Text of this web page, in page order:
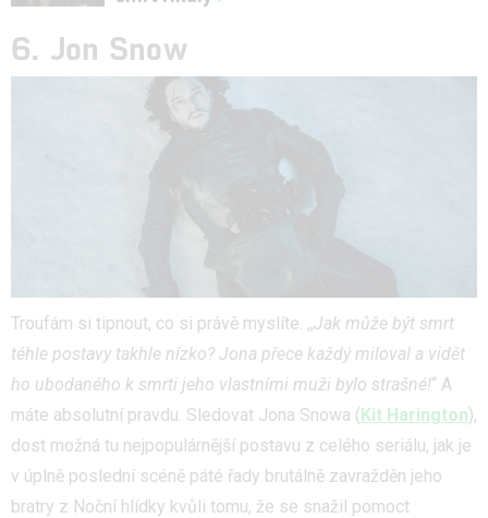
6. Jon Snow
Troufám si tipnout, co si právě myslíte. ,,Jak může být smrt
téhle postavy takhle nízko? Jona přece každý miloval a vidět
ho ubodaného k smrti jeho vlastními muži bylo strašné!“ A
máte absolutní pravdu. Sledovat Jona Snowa (Kit Harington),
dost možná tu nejpopulárnější postavu z celého seriálu, jak je
v úplně poslední scéně páté řady brutálně zavražděn jeho
bratry z Noční hlídky kvůli tomu, že se snažil pomoct